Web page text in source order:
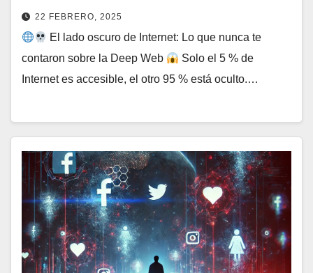
22 FEBRERO, 2025
El lado oscuro de Internet: Lo que nunca te
contaron sobre la Deep Web
Solo el 5 % de
Internet es accesible, el otro 95 % está oculto.…